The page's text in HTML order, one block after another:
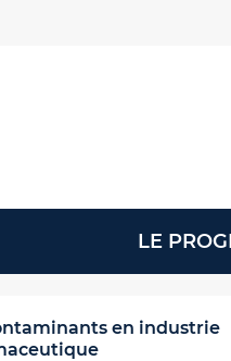
LE
en industrie